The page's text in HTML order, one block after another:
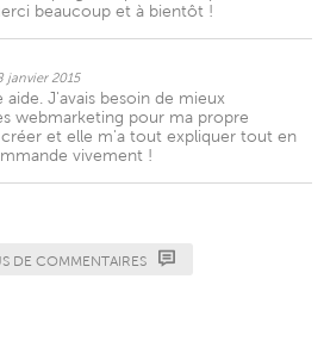
beaucoup et à bientôt !
janvier 2015
J'avais besoin de mieux
webmarketing pour ma propre
et elle m'a tout expliquer tout en
vivement !
DE COMMENTAIRES